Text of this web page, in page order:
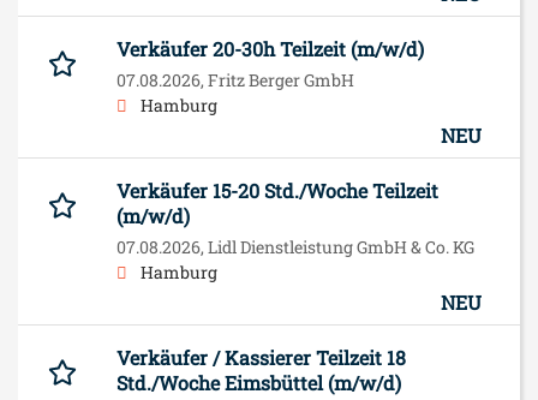
Verkäufer 20-30h Teilzeit (m/w/d)
07.08.2026, Fritz Berger GmbH
Hamburg
NEU
Verkäufer 15-20 Std./Woche Teilzeit
(m/w/d)
07.08.2026, Lidl Dienstleistung GmbH & Co. KG
Hamburg
NEU
Verkäufer / Kassierer Teilzeit 18
Std./Woche Eimsbüttel (m/w/d)